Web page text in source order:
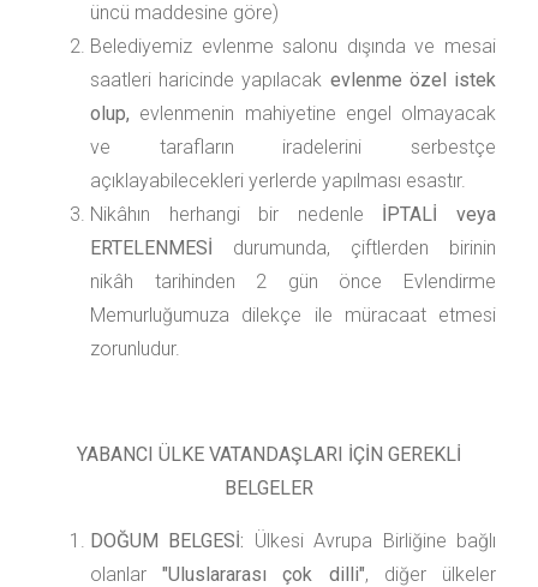
üncü maddesine göre)
Belediyemiz evlenme salonu dışında ve mesai
saatleri haricinde yapılacak evlenme özel istek
olup, evlenmenin mahiyetine engel olmayacak
ve tarafların iradelerini serbestçe
açıklayabilecekleri yerlerde yapılması esastır.
Nikâhın herhangi bir nedenle İPTALİ veya
ERTELENMESİ durumunda, çiftlerden birinin
nikâh tarihinden 2 gün önce Evlendirme
Memurluğumuza dilekçe ile müracaat etmesi
zorunludur.
YABANCI ÜLKE VATANDAŞLARI İÇİN GEREKLİ
BELGELER
DOĞUM BELGESİ: Ülkesi Avrupa Birliğine bağlı
olanlar"Uluslararası çok dilli", diğer ülkeler